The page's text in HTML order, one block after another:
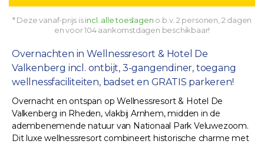
* Deze vanaf-prijs isincl. alle toeslagen o.b.v. 2 personen, 2 dagen
en voor 104 aankomstdagen beschikbaar!
Overnachten in Wellnessresort & Hotel De
Valkenberg incl. ontbijt, 3-gangendiner, toegang
wellnessfaciliteiten, badset en GRATIS parkeren!
Overnacht en ontspan op Wellnessresort & Hotel De
Valkenberg in Rheden, vlakbij Arnhem, midden in de
adembenemende natuur van Nationaal Park Veluwezoom.
Dit luxe wellnessresort combineert historische charme met